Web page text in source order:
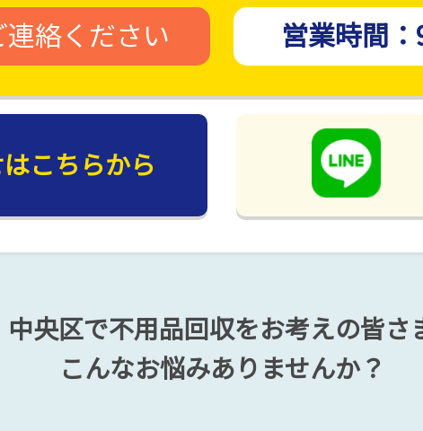
絡ください 営業時間：
こちらから
中央区で不用品回収をお考えの皆さ
こんなお悩みありませんか？